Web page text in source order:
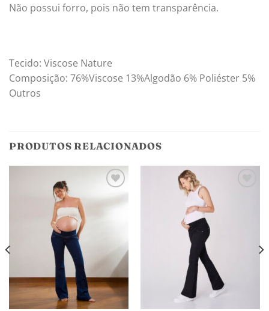
Não possui forro, pois não tem transparência.
Tecido: Viscose Nature
Composição: 76%Viscose 13%Algodão 6% Poliéster 5%
Outros
PRODUTOS RELACIONADOS